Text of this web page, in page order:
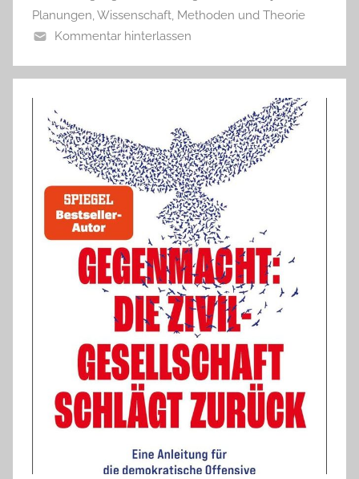
Planungen,Wissenschaft, Methoden und Theorie
Kommentar hinterlassen